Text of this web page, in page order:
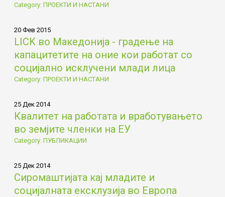
Category: ПРОЕКТИ И НАСТАНИ
20 Фев 2015
LICK во Македонија - градење на
капацитетите на оние кои работат со
социјално исклучени млади лица
Category: ПРОЕКТИ И НАСТАНИ
25 Дек 2014
Квалитет на работата и вработувањето
во земјите членки на ЕУ
Category: ПУБЛИКАЦИИ
25 Дек 2014
Сиромаштијата кај младите и
социјалната ексклузија во Европа